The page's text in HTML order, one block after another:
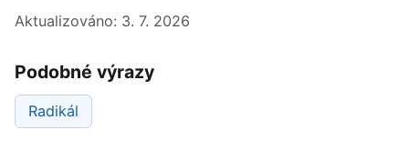
Aktualizováno: 3. 7. 2026
Podobné výrazy
Radikál